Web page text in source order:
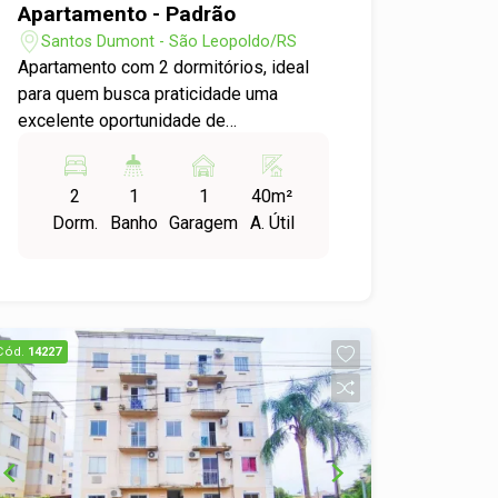
Apartamento - Padrão
Santos Dumont - São Leopoldo/RS
Apartamento com 2 dormitórios, ideal
para quem busca praticidade uma
excelente oportunidade de
O imóvel oferece um ambiente
funcional e bem distribuído, perfeito
para quem deseja morar em uma
2
Dorm.
1
Banho
1
Garagem
40m²
A. Útil
14227